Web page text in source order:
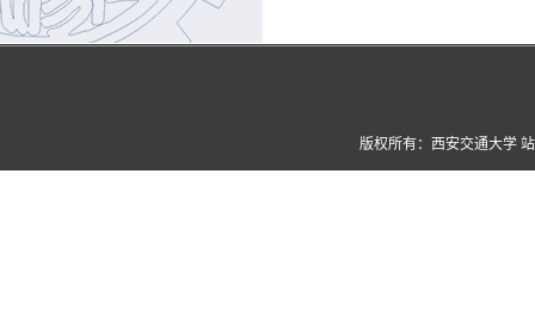
版权所有：西安交通大学